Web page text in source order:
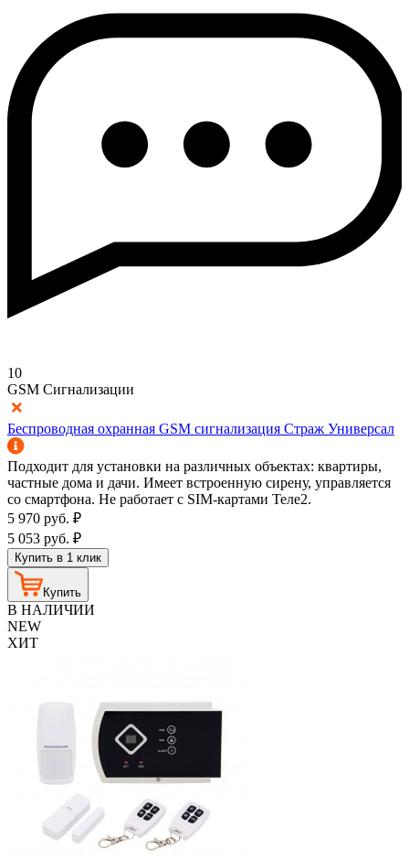
10
GSM Сигнализации
Беспроводная охранная GSM сигнализация Страж Универсал
Подходит для установки на различных объектах: квартиры,
частные дома и дачи. Имеет встроенную сирену, управляется
со смартфона. Не работает с SIM-картами Теле2.
5 970 руб. ₽
5 053 руб. ₽
Купить в 1 клик
Купить
В НАЛИЧИИ
NEW
ХИТ